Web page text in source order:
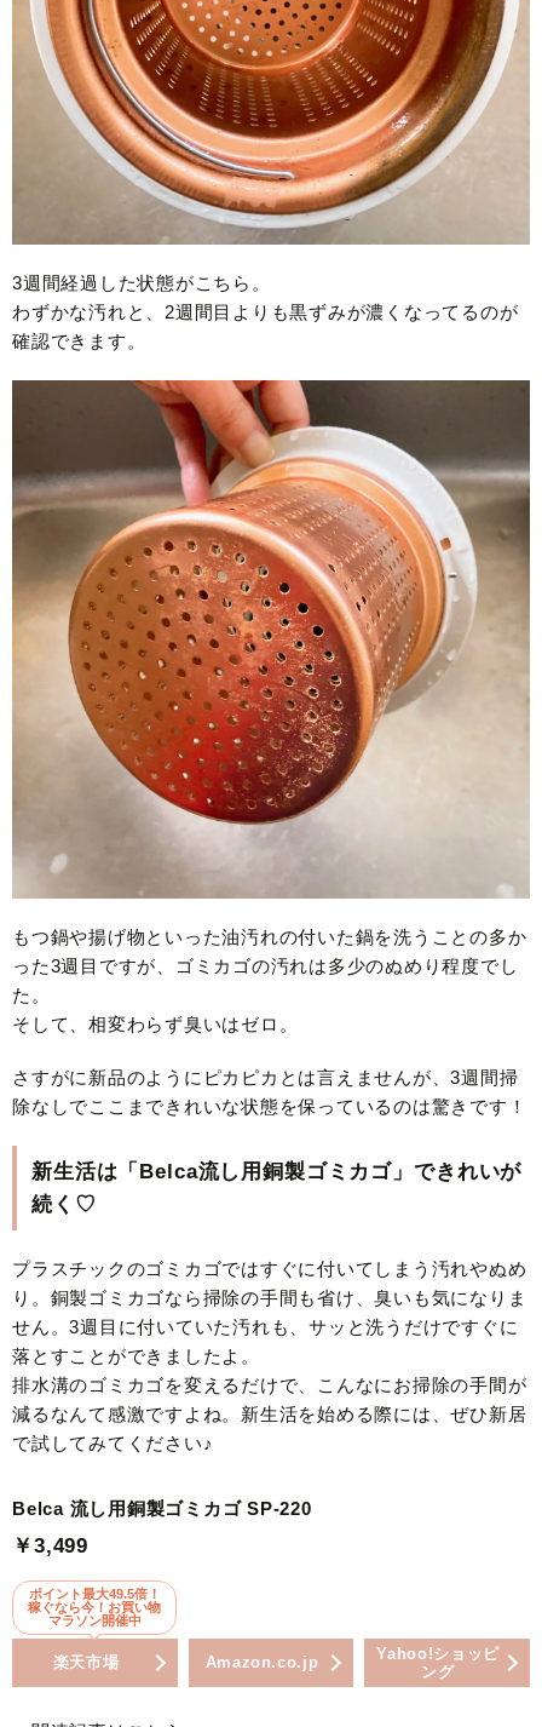
3週間経過した状態がこちら。
わずかな汚れと、2週間目よりも黒ずみが濃くなってるのが
確認できます。
もつ鍋や揚げ物といった油汚れの付いた鍋を洗うことの多か
った3週目ですが、ゴミカゴの汚れは多少のぬめり程度でし
た。
そして、相変わらず臭いはゼロ。
さすがに新品のようにピカピカとは言えませんが、3週間掃
除なしでここまできれいな状態を保っているのは驚きです！
新生活は「Belca流し用銅製ゴミカゴ」できれいが
続く♡
プラスチックのゴミカゴではすぐに付いてしまう汚れやぬめ
り。銅製ゴミカゴなら掃除の手間も省け、臭いも気になりま
せん。3週目に付いていた汚れも、サッと洗うだけですぐに
落とすことができましたよ。
排水溝のゴミカゴを変えるだけで、こんなにお掃除の手間が
減るなんて感激ですよね。新生活を始める際には、ぜひ新居
で試してみてください♪
Belca 流し用銅製ゴミカゴ SP-220
￥3,499
ポイント最大49.5倍！
稼ぐなら今！お買い物
マラソン開催中
楽天市場 Amazon.co.jp
Yahoo!ショッピ
ング